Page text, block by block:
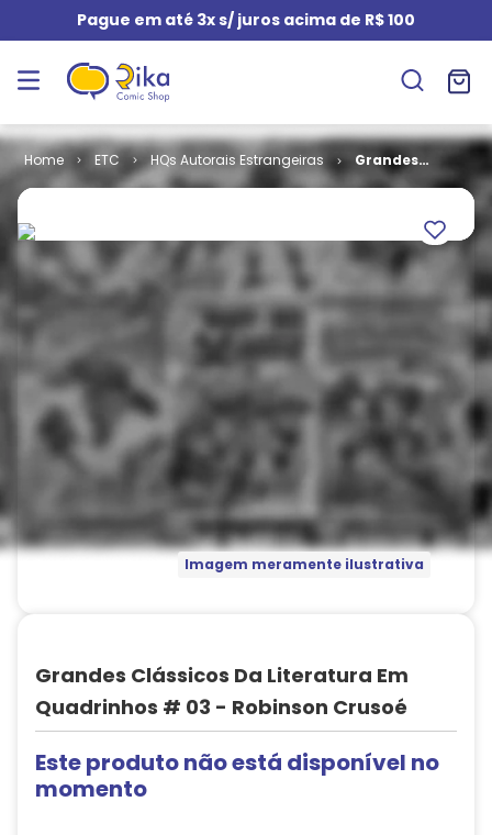
Pague em até 3x s/ juros acima de R$ 100
ETC HQs Autorais Estrangeiras
Grandes
Clássicos da
Quadrinhos #
03 - Robinson
Crusoé
Imagem meramente ilustrativa
Grandes Clássicos Da Literatura Em
Quadrinhos # 03 - Robinson Crusoé
Este produto não está disponível no
momento